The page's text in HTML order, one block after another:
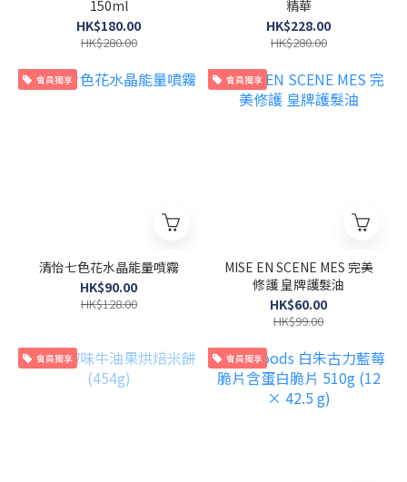
150ml
HK$180.00
HK$280.00
精華
HK$228.00
HK$280.00
會員獨享
清怡七色花水晶能量噴霧
HK$90.00
HK$128.00
會員獨享
MISE EN SCENE MES 完美
修護 皇牌護髮油
HK$60.00
HK$99.00
會員獨享 會員獨享